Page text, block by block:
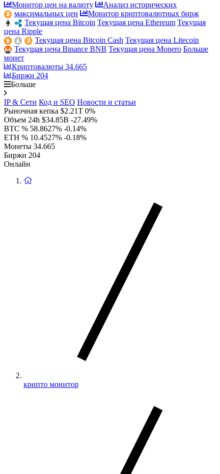
Монитор цен на валюту
Анализ исторических
максимальных цен
Монитор криптовалютных бирж
Текущая цена Bitcoin Текущая цена Ethereum Текущая
цена Ripple
Текущая цена Bitcoin Cash Текущая цена Litecoin
Текущая цена Binance BNB Текущая цена Monero Больше
монет
Криптовалюты 34.665
Биржи 204
Больше
IP & Сети Код и SEO Новости и статьи
Рыночная кепка $2.21T 0%
Объем 24h $34.85B -27.49%
BTC % 58.8627% -0.14%
ETH % 10.4527% -0.18%
Монеты 34.665
Биржи 204
Онлайн
крипто монитор